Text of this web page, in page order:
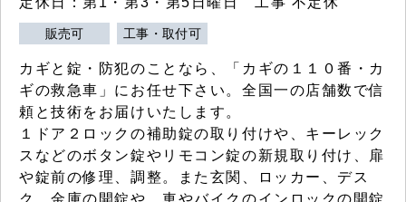
販売可 工事・取付可
カギと錠・防犯のことなら、「カギの１１０番・カ
ギの救急車」にお任せ下さい。全国一の店舗数で信
頼と技術をお届けいたします。
１ドア２ロックの補助錠の取り付けや、キーレック
スなどのボタン錠やリモコン錠の新規取り付け、扉
や錠前の修理、調整。また玄関、ロッカー、デス
ク、金庫の開錠や、車やバイクのインロックの開錠